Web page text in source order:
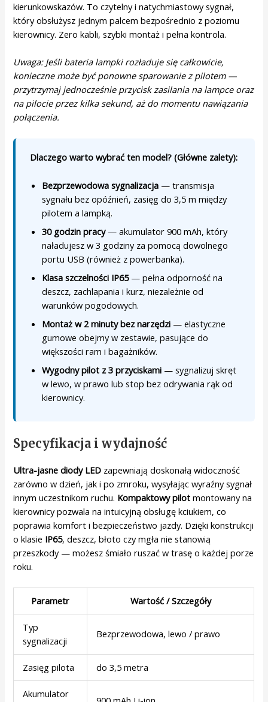
kierunkowskazów. To czytelny i natychmiastowy sygnał,
który obsłużysz jednym palcem bezpośrednio z poziomu
kierownicy. Zero kabli, szybki montaż i pełna kontrola.
Uwaga: Jeśli bateria lampki rozładuje się całkowicie,
konieczne może być ponowne sparowanie z pilotem —
przytrzymaj jednocześnie przycisk zasilania na lampce oraz
na pilocie przez kilka sekund, aż do momentu nawiązania
połączenia.
Dlaczego warto wybrać ten model? (Główne zalety):
Bezprzewodowa sygnalizacja — transmisja
sygnału bez opóźnień, zasięg do 3,5 m między
pilotem a lampką.
30 godzin pracy— akumulator 900 mAh, który
naładujesz w 3 godziny za pomocą dowolnego
portu USB (również z powerbanka).
Klasa szczelności IP65— pełna odporność na
deszcz, zachlapania i kurz, niezależnie od
warunków pogodowych.
Montaż w 2 minuty bez narzędzi — elastyczne
gumowe obejmy w zestawie, pasujące do
większości ram i bagażników.
Wygodny pilot z 3 przyciskami — sygnalizuj skręt
w lewo, w prawo lub stop bez odrywania rąk od
kierownicy.
Specyfikacja i wydajność
Ultra-jasne diody LED zapewniają doskonałą widoczność
zarówno w dzień, jak i po zmroku, wysyłając wyraźny sygnał
innym uczestnikom ruchu. Kompaktowy pilot montowany na
kierownicy pozwala na intuicyjną obsługę kciukiem, co
poprawia komfort i bezpieczeństwo jazdy. Dzięki konstrukcji
o klasie IP65, deszcz, błoto czy mgła nie stanowią
przeszkody — możesz śmiało ruszać w trasę o każdej porze
roku.
Parametr Wartość / Szczegóły
Typ
sygnalizacji
Bezprzewodowa, lewo / prawo
Zasięg pilota do 3,5 metra
Akumulator